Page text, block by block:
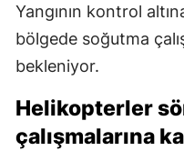
Yangının kontrol
bölgede soğutma
bekleniyor.
Helikopterler
çalışmalarına